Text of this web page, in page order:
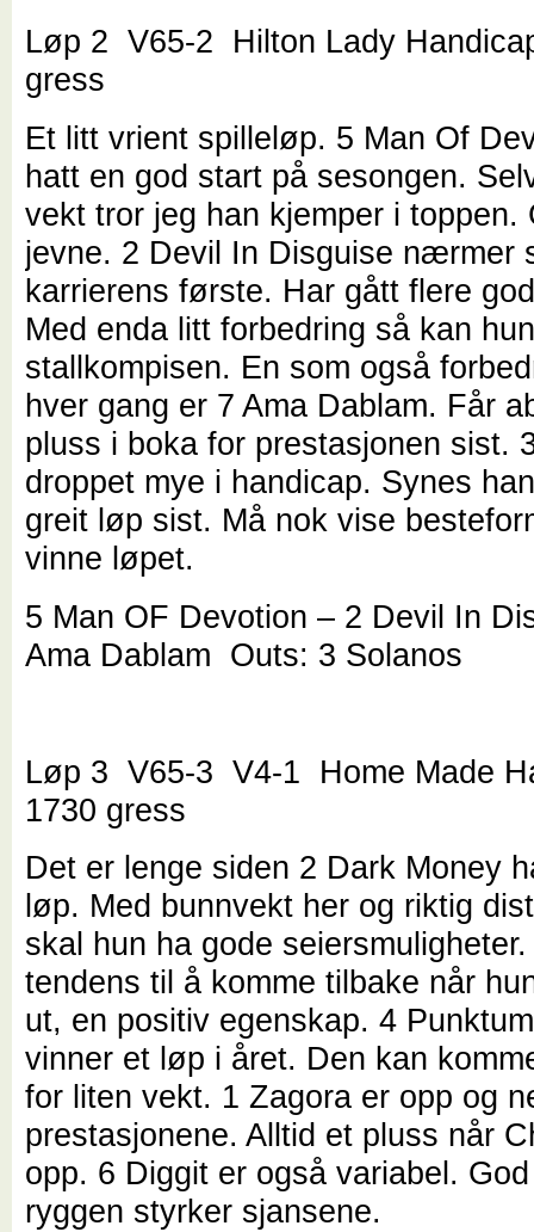
Løp 2 V65-2 Hilton Lady
gress
Et litt vrient spilleløp. 5 Man Of
hatt en god start på sesongen.
vekt tror jeg han kjemper i toppen.
jevne. 2 Devil In Disguise nærmer
karrierens første. Har gått flere
Med enda litt forbedring så kan
stallkompisen. En som også
hver gang er 7 Ama Dablam. Får
pluss i boka for prestasjonen sist.
droppet mye i handicap. Synes
greit løp sist. Må nok vise
vinne løpet.
5 Man OF Devotion – 2 Devil In
Ama Dablam Outs: 3 Solanos
Løp 3 V65-3 V4-1 Home Made
1730 gress
Det er lenge siden 2 Dark Money
løp. Med bunnvekt her og riktig
skal hun ha gode
tendens til å komme tilbake når
ut, en positiv egenskap. 4
vinner et løp i året. Den kan
for liten vekt. 1 Zagora er opp og
prestasjonene. Alltid et pluss når
opp. 6 Diggit er også variabel.
ryggen styrker sjansene.